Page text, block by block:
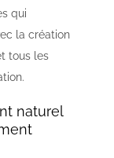
qui
la création
tous les
naturel